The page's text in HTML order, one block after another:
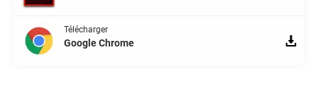
Télécharger
Google Chrome